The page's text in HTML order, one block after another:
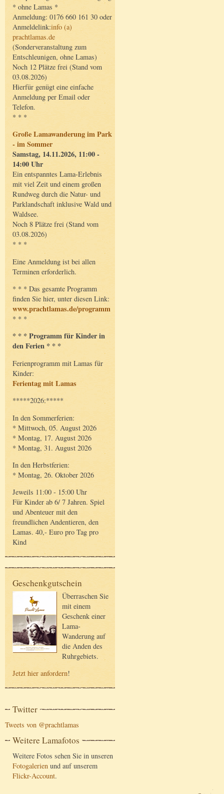
* ohne Lamas *
Anmeldung: 0176 660 161 30 oder
Anmeldelink:info (a)
prachtlamas.de
(Sonderveranstaltung zum
Entschleunigen, ohne Lamas)
Noch 12 Plätze frei (Stand vom
03.08.2026)
Hierfür genügt eine einfache
Anmeldung per Email oder
Telefon.
* * *
Große Lamawanderung im Park
- im Sommer
Samstag, 14.11.2026, 11:00 -
14:00 Uhr
Ein entspanntes Lama-Erlebnis
mit viel Zeit und einem großen
Rundweg durch die Natur- und
Parklandschaft inklusive Wald und
Waldsee.
Noch 8 Plätze frei (Stand vom
03.08.2026)
* * *
Eine Anmeldung ist bei allen
Terminen erforderlich.
* * * Das gesamte Programm
finden Sie hier, unter diesen Link:
www.prachtlamas.de/programm
* * *
* * * Programm für Kinder in
den Ferien * * *
Ferienprogramm mit Lamas für
Kinder:
Ferientag mit Lamas
*****2026:*****
In den Sommerferien:
* Mittwoch, 05. August 2026
* Montag, 17. August 2026
* Montag, 31. August 2026
In den Herbstferien:
* Montag, 26. Oktober 2026
Jeweils 11:00 - 15:00 Uhr
Für Kinder ab 6/ 7 Jahren. Spiel
und Abenteuer mit den
freundlichen Andentieren, den
Lamas. 40,- Euro pro Tag pro
Kind
Geschenkgutschein
Überraschen Sie
mit einem
Geschenk einer
Lama-
Wanderung auf
die Anden des
Ruhrgebiets.
Jetzt hier anfordern!
Twitter
Tweets von @prachtlamas
Weitere Lamafotos
Weitere Fotos sehen Sie in unseren
Fotogalerien und auf unserem
Flickr-Account.